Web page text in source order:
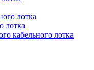
лотка
лотка
кабельного лотка